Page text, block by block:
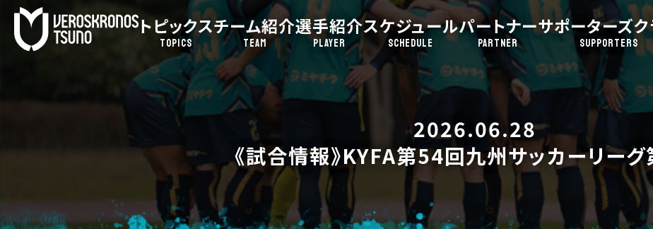
トピックス
TOPICS
チーム紹介
TEAM
選手紹介
PLAYER
スケジュール
SCHEDULE
パートナー
PARTNER
サポーターズ
SUPPORTERS
2026.06.28
《試合情報》KYFA第54回九州サッカーリー